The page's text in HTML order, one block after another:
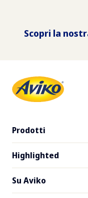
Scopri la
Prodotti
Gamma dei
SuperCrunch
Highlighted
The House of
Su Aviko